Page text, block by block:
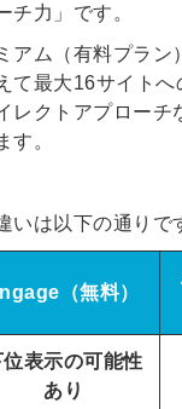
チ力」です。
アム（有料プラン
て最大16サイトへ
レクトアプローチ
す。
いは以下の通りで
（無料）
位表示の可能性
あり